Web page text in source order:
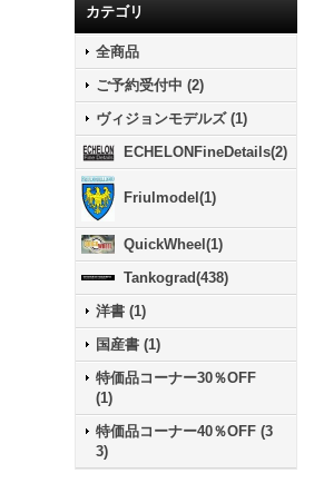
カテゴリ
全商品
ご予約受付中 (2)
ヴィジョンモデルズ (1)
ECHELONFineDetails(2)
Friulmodel(1)
QuickWheel(1)
Tankograd(438)
洋書 (1)
国産書 (1)
特価品コーナー30％OFF
(1)
特価品コーナー40％OFF (3
3)